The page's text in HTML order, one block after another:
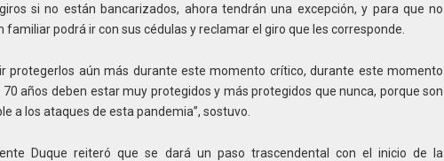
si no están bancarizados, ahora tendrán una excepción, y para que no
familiar podrá ir con sus cédulas y reclamar el giro que les corresponde.
protegerlos aún más durante este momento crítico, durante este momento
años deben estar muy protegidos y más protegidos que nunca, porque son
a los ataques de esta pandemia”, sostuvo.
Duque reiteró que se dará un paso trascendental con el inicio de la